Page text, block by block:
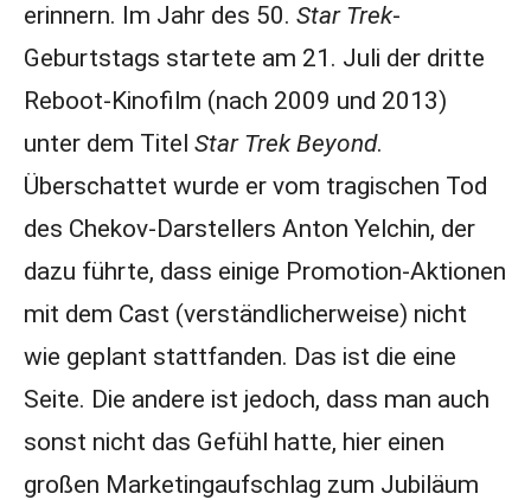
erinnern. Im Jahr des 50. Star Trek-
Geburtstags startete am 21. Juli der dritte
Reboot-Kinofilm (nach 2009 und 2013)
unter dem Titel Star Trek Beyond.
Überschattet wurde er vom tragischen Tod
des Chekov-Darstellers Anton Yelchin, der
dazu führte, dass einige Promotion-Aktionen
mit dem Cast (verständlicherweise) nicht
wie geplant stattfanden. Das ist die eine
Seite. Die andere ist jedoch, dass man auch
sonst nicht das Gefühl hatte, hier einen
großen Marketingaufschlag zum Jubiläum